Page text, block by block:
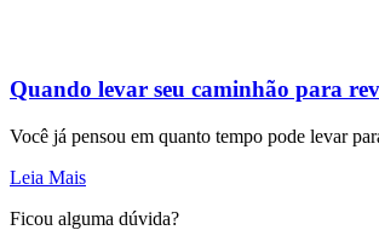
Quando levar seu caminhão para
Você já pensou em quanto tempo pode levar
Leia Mais
Ficou alguma dúvida?